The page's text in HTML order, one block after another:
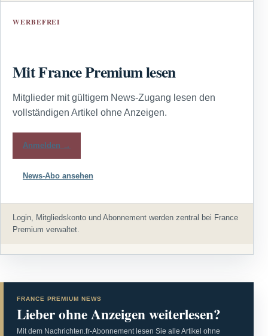
WERBEFREI
Mit France Premium lesen
Mitglieder mit gültigem News-Zugang lesen den
vollständigen Artikel ohne Anzeigen.
Anmelden →
News-Abo ansehen
Login, Mitgliedskonto und Abonnement werden zentral bei France
Premium verwaltet.
FRANCE PREMIUM NEWS
Lieber ohne Anzeigen weiterlesen?
Mit dem Nachrichten.fr-Abonnement lesen Sie alle Artikel ohne